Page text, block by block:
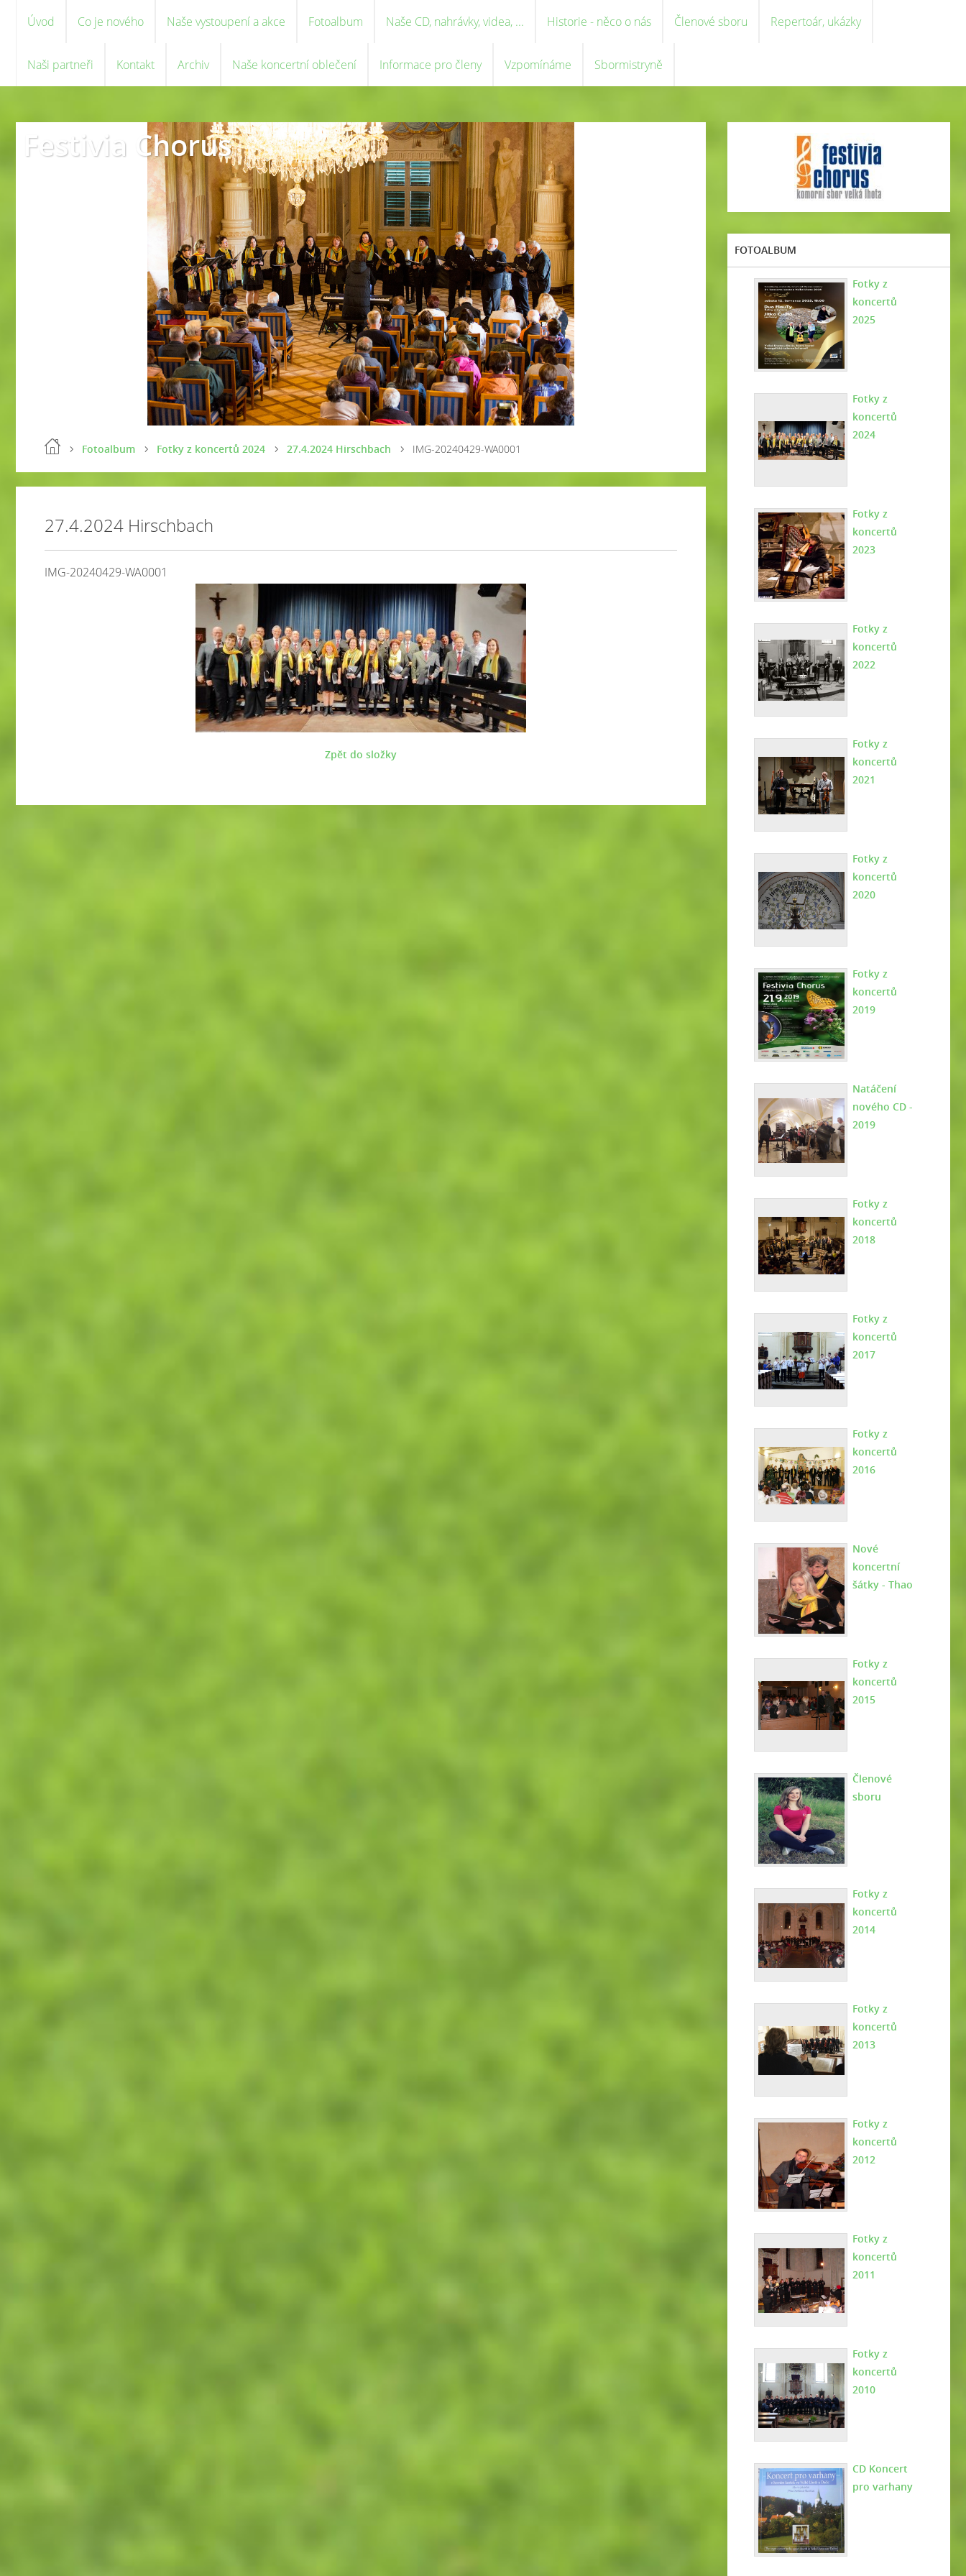
Úvod Co je nového Naše vystoupení a akce Fotoalbum Naše CD, nahrávky, videa, ... Historie - něco o nás Členové sboru Repertoár, ukázky
Naši partneři Kontakt Archiv Naše koncertní oblečení Informace pro členy Vzpomínáme Sbormistryně
Festivia Chorus
Fotoalbum Fotky z koncertů 2024 27.4.2024 Hirschbach IMG-20240429-WA0001
27.4.2024 Hirschbach
IMG-20240429-WA0001
Zpět do složky
FOTOALBUM
Fotky z
koncertů
2025
Fotky z
koncertů
2024
Fotky z
koncertů
2023
Fotky z
koncertů
2022
Fotky z
koncertů
2021
Fotky z
koncertů
2020
Fotky z
koncertů
2019
Natáčení
nového CD -
2019
Fotky z
koncertů
2018
Fotky z
koncertů
2017
Fotky z
koncertů
2016
Nové
koncertní
šátky - Thao
Fotky z
koncertů
2015
Členové
sboru
Fotky z
koncertů
2014
Fotky z
koncertů
2013
Fotky z
koncertů
2012
Fotky z
koncertů
2011
Fotky z
koncertů
2010
CD Koncert
pro varhany